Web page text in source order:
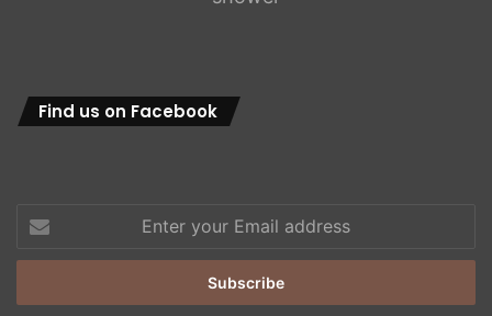
Find us on Facebook
Enter
your
Email